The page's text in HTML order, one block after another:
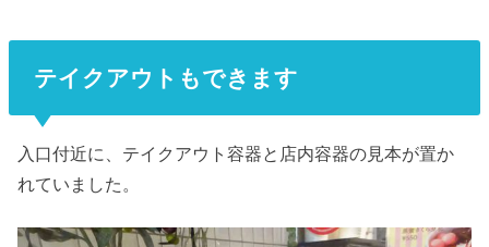
テイクアウトもできます
入口付近に、テイクアウト容器と店内容器の見本が置か
れていました。